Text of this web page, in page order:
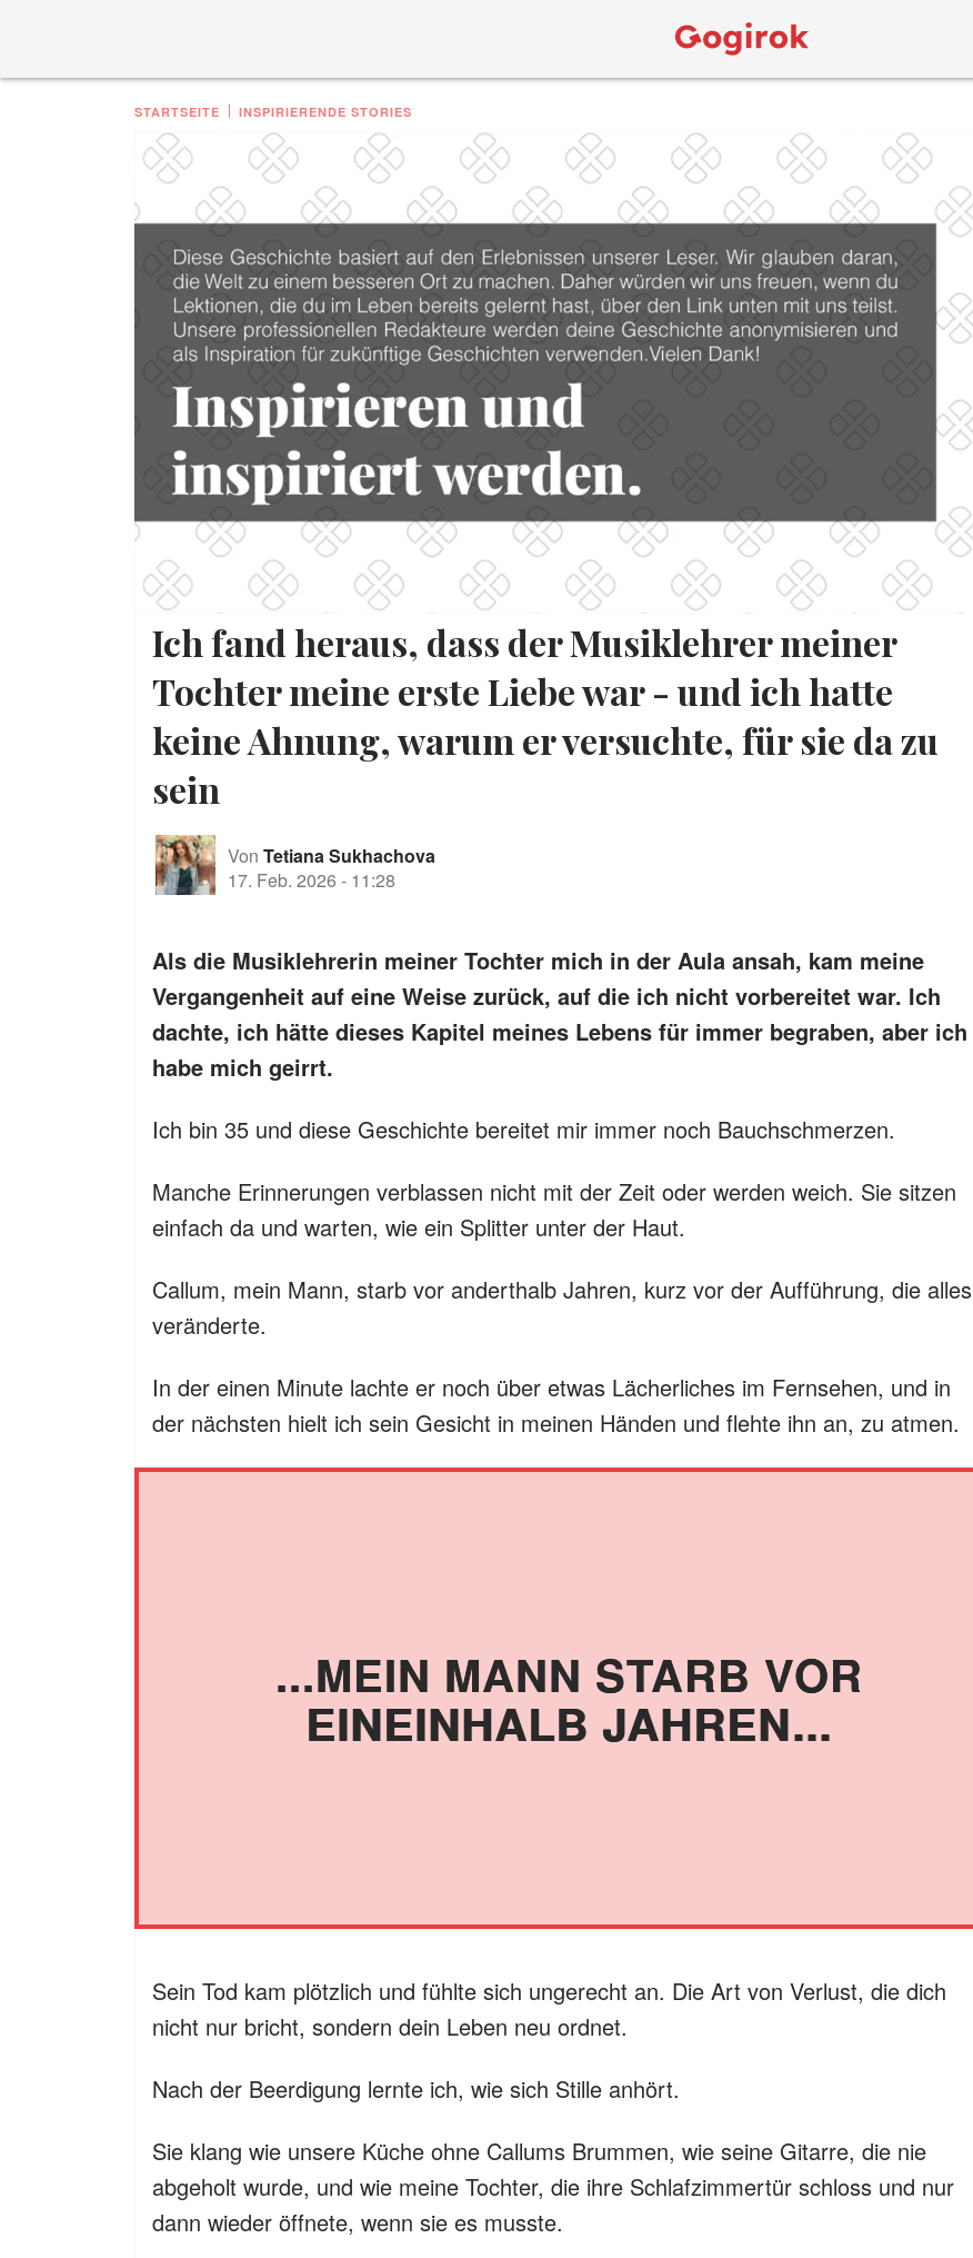
STARTSEITE INSPIRIERENDE STORIES
Ich fand heraus, dass der Musiklehrer meiner
Tochter meine erste Liebe war - und ich hatte
keine Ahnung, warum er versuchte, für sie da zu
sein
Von Tetiana Sukhachova
17. Feb. 2026 - 11:28
Als die Musiklehrerin meiner Tochter mich in der Aula ansah, kam meine
Vergangenheit auf eine Weise zurück, auf die ich nicht vorbereitet war. Ich
dachte, ich hätte dieses Kapitel meines Lebens für immer begraben, aber ich
habe mich geirrt.
Ich bin 35 und diese Geschichte bereitet mir immer noch Bauchschmerzen.
Manche Erinnerungen verblassen nicht mit der Zeit oder werden weich. Sie sitzen
einfach da und warten, wie ein Splitter unter der Haut.
Callum, mein Mann, starb vor anderthalb Jahren, kurz vor der Aufführung, die alles
veränderte.
In der einen Minute lachte er noch über etwas Lächerliches im Fernsehen, und in
der nächsten hielt ich sein Gesicht in meinen Händen und flehte ihn an, zu atmen.
...MEIN MANN STARB VOR
EINEINHALB JAHREN...
Sein Tod kam plötzlich und fühlte sich ungerecht an. Die Art von Verlust, die dich
nicht nur bricht, sondern dein Leben neu ordnet.
Nach der Beerdigung lernte ich, wie sich Stille anhört.
Sie klang wie unsere Küche ohne Callums Brummen, wie seine Gitarre, die nie
abgeholt wurde, und wie meine Tochter, die ihre Schlafzimmertür schloss und nur
dann wieder öffnete, wenn sie es musste.